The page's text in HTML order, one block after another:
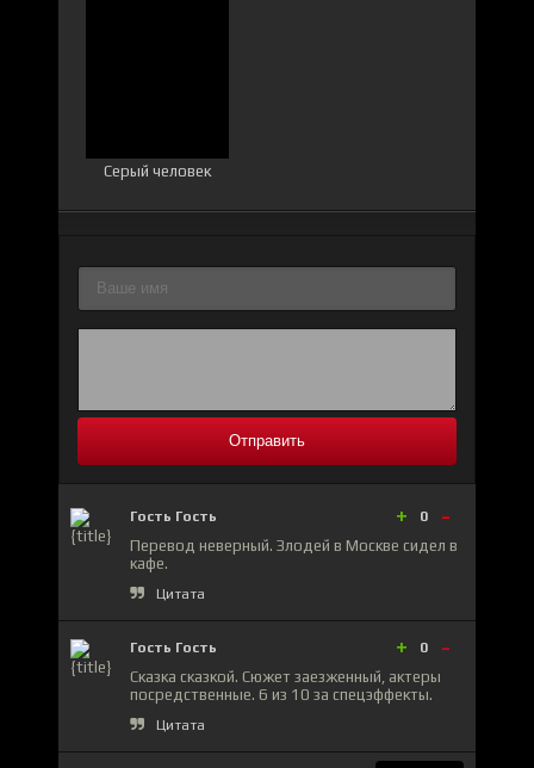
Серый человек
Отправить
Гость Гость + 0 -
Перевод неверный. Злодей в Москве сидел в
кафе.
Цитата
Гость Гость + 0 -
Сказка сказкой. Сюжет заезженный, актеры
посредственные. 6 из 10 за спецэффекты.
Цитата